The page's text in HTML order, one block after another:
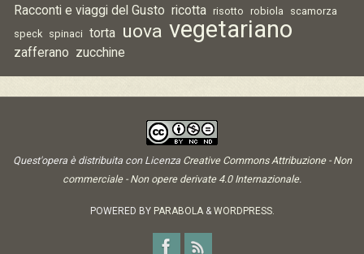
Racconti e viaggi del Gusto ricotta risotto robiola
scamorza
speck spinaci torta uova vegetariano
zafferano zucchine
Quest'opera è distribuita con Licenza Creative Commons Attribuzione - Non
commerciale - Non opere derivate 4.0 Internazionale.
POWERED BY PARABOLA& WORDPRESS.